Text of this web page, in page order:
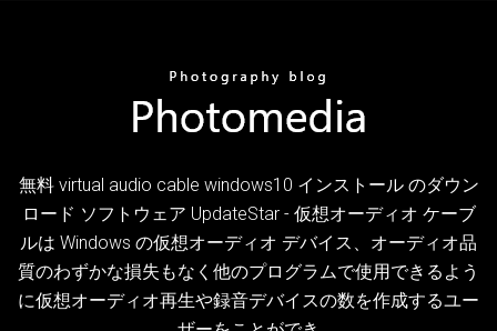
無料 virtual audio cable windows10 インストール のダウン
ロード ソフトウェア UpdateStar - 仮想オーディオ ケーブ
ルは Windows の仮想オーディオ デバイス、オーディオ品
質のわずかな損失もなく他のプログラムで使用できるよう
に仮想オーディオ再生や録音デバイスの数を作成するユー